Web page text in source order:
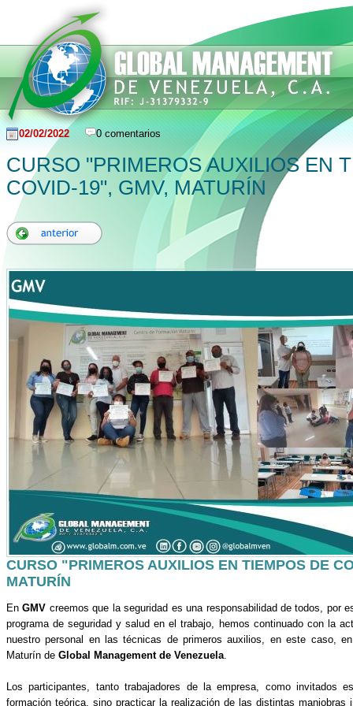
02/02/2022 0 comentarios
CURSO "PRIMEROS AUXILIOS EN
COVID-19", GMV, MATURÍN
CURSO "PRIMEROS AUXILIOS EN TIEMPOS DE
MATURÍN
EnGMV creemos que la seguridad es una responsabilidad de todos, por
programa de seguridad y salud en el trabajo, hemos continuado con la
nuestro personal en las técnicas de primeros auxilios, en este caso,
Maturín de Global Management de Venezuela
Los participantes, tanto trabajadores de la empresa, como invitados
formación teórica, sino practicar la realización de las distintas